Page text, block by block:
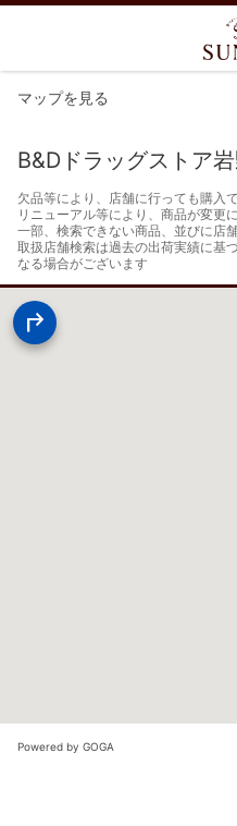
マップを見る
B&Dドラッグストア
欠品等により、店舗に行っても購入
リニューアル等により、商品が変更
一部、検索できない商品、並びに店
取扱店舗検索は過去の出荷実績に基
なる場合がございます
Powered by GOGA